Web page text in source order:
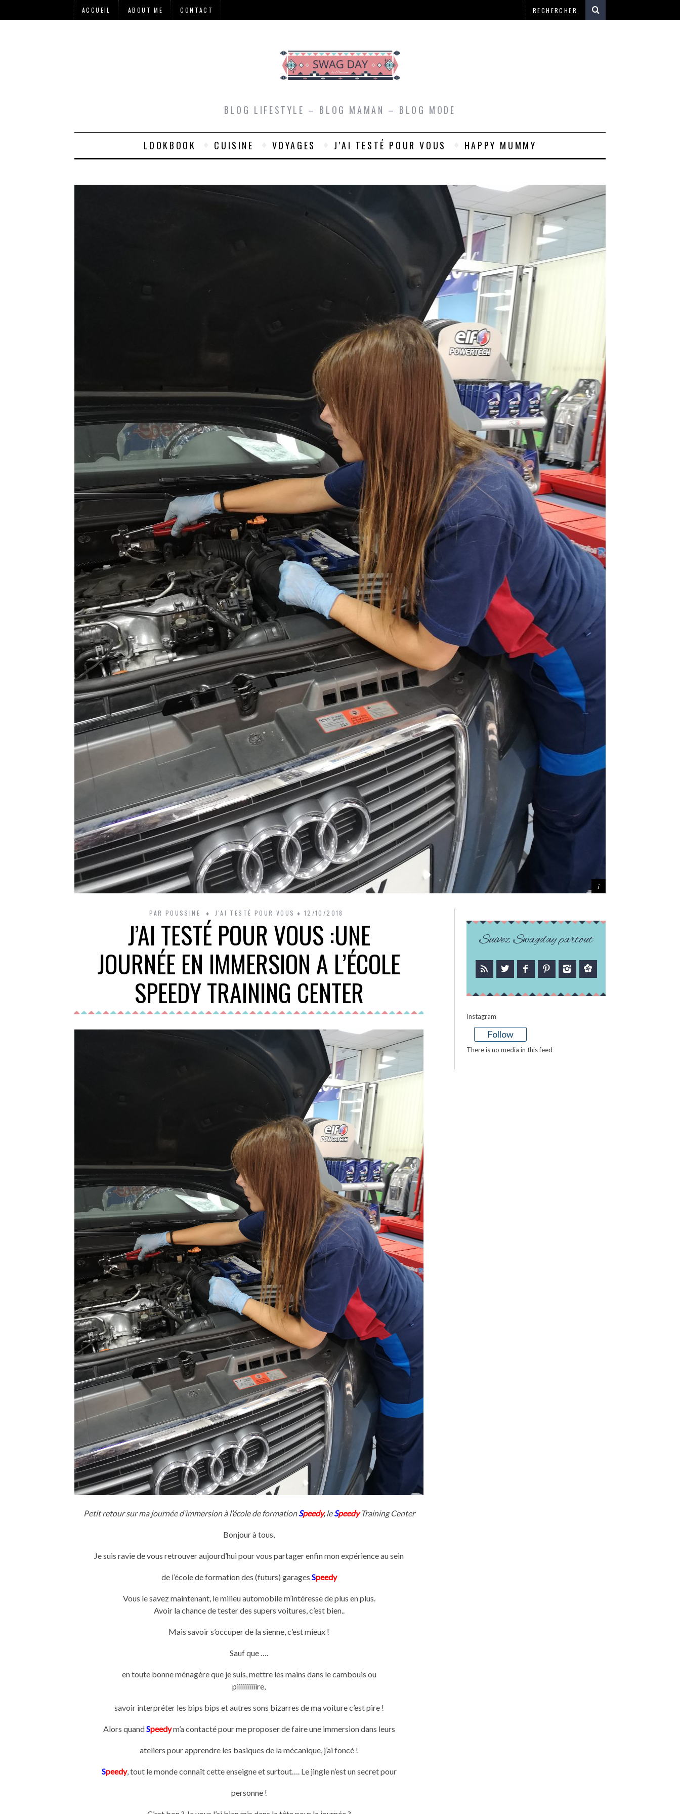
ACCUEIL ABOUT ME CONTACT
BLOG LIFESTYLE – BLOG MAMAN – BLOG MODE
LOOKBOOK CUISINE VOYAGES J’AI TESTÉ POUR VOUS HAPPY MUMMY
PAR POUSSINE J'AI TESTÉ POUR VOUS 12/10/2018
J’AI TESTÉ POUR VOUS :UNE
JOURNÉE EN IMMERSION A L’ÉCOLE
SPEEDY TRAINING CENTER
Petit retour sur ma journée d’immersion à l’école de formationSpeedy,leSpeedyTraining Center
Bonjour à tous,
Je suis ravie de vous retrouver aujourd’hui pour vous partager enfin mon expérience au sein
de l’école de formation des (futurs) garages Speedy
Vous le savez maintenant, le milieu automobile m’intéresse de plus en plus.
Avoir la chance de tester des supers voitures, c’est bien..
Mais savoir s’occuper de la sienne, c’est mieux !
Sauf que ….
en toute bonne ménagère que je suis, mettre les mains dans le cambouis ou
piiiiiiiiiire,
savoir interpréter les bips bips et autres sons bizarres de ma voiture c’est pire !
Alors quandSpeedym’a contacté pour me proposer de faire une immersion dans leurs
ateliers pour apprendre les basiques de la mécanique, j’ai foncé !
Speedy, tout le monde connaît cette enseigne et surtout…. Le jingle n’est un secret pour
personne !
Suivez Swagday partout
Instagram
Follow
There is no media in this feed